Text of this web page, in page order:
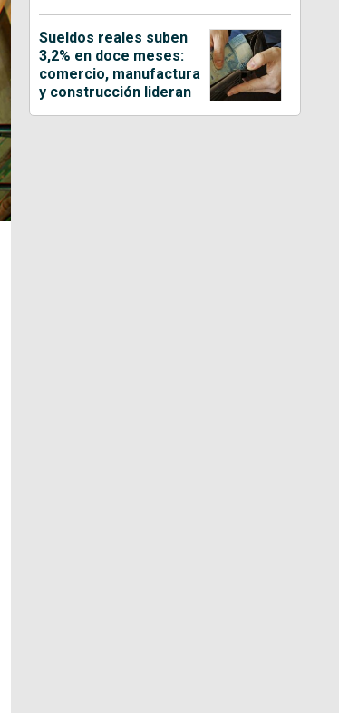
Sueldos reales suben
3,2% en doce meses:
comercio, manufactura
y construcción lideran